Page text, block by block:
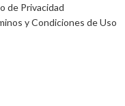
de Privacidad
y Condiciones de Uso